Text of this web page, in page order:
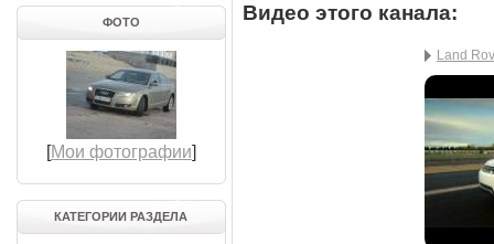
ФОТО
[Мои фотографии]
КАТЕГОРИИ РАЗДЕЛА
Видео этого канала:
Land